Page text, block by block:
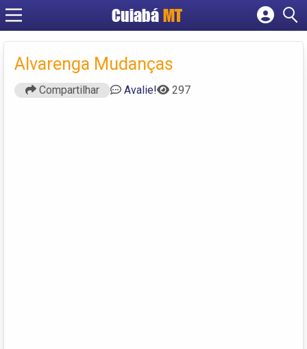
Cuiabá MT
Cadastrar empresa
Criar conta
Alvarenga Mudanças
Compartilhar Avalie! 297